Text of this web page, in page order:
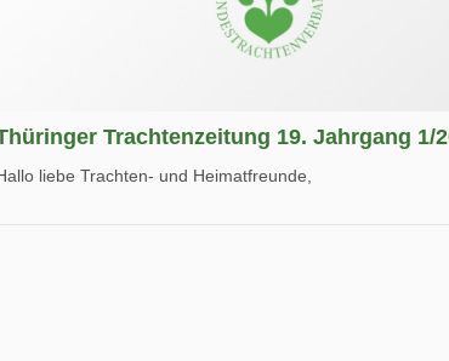
Trachtenzeitung 19. Jahrgang 1/
liebe Trachten- und Heimatfreunde,